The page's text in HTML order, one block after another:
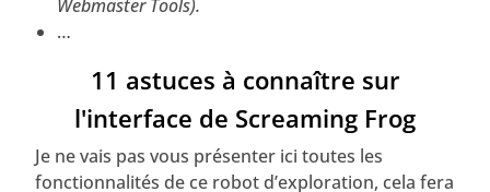
Webmaster Tools).
…
11 astuces à connaître sur
l'interface de Screaming Frog
Je ne vais pas vous présenter ici toutes les
fonctionnalités de ce robot d’exploration, cela fera